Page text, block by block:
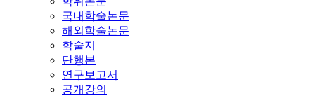
국내학술논문
해외학술논문
학술지
단행본
연구보고서
공개강의